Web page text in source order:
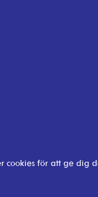
cookies för att ge dig